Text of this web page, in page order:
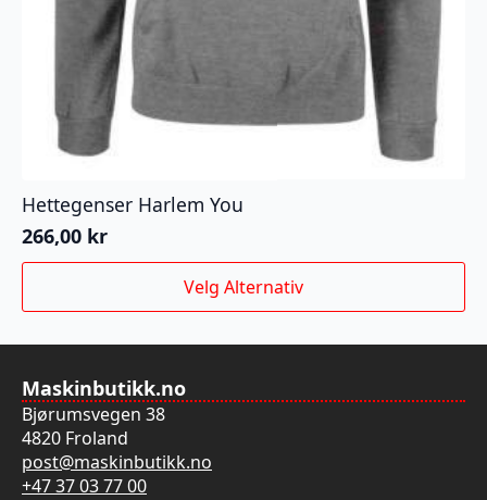
Hettegenser Harlem You
266,00 kr
Velg Alternativ
Dette
flere
Alternativene
kan
velges
på
produktsiden
Maskinbutikk.no
Bjørumsvegen 38
4820 Froland
post@maskinbutikk.no
+47 37 03 77 00